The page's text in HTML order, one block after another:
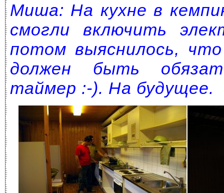
Миша: На кухне в
смогли включить
потом выяснилось,
должен быть
таймер :-). На будущее.